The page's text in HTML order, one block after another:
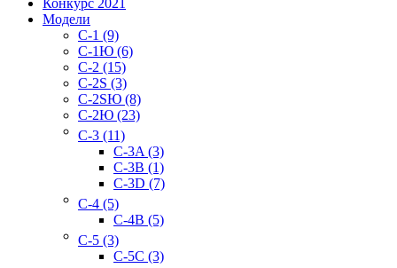
Конкурс 2021
Модели
C-1 (9)
C-1Ю (6)
C-2 (15)
C-2S (3)
C-2SЮ (8)
C-2Ю (23)
C-3 (11)
C-3A (3)
C-3B (1)
C-3D (7)
C-4 (5)
C-4B (5)
C-5 (3)
C-5C (3)